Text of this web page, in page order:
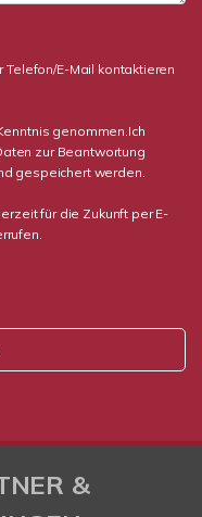
E-Mail kontaktieren
genommen.Ich
zur Beantwortung
gespeichert werden.
für die Zukunft per E-
&